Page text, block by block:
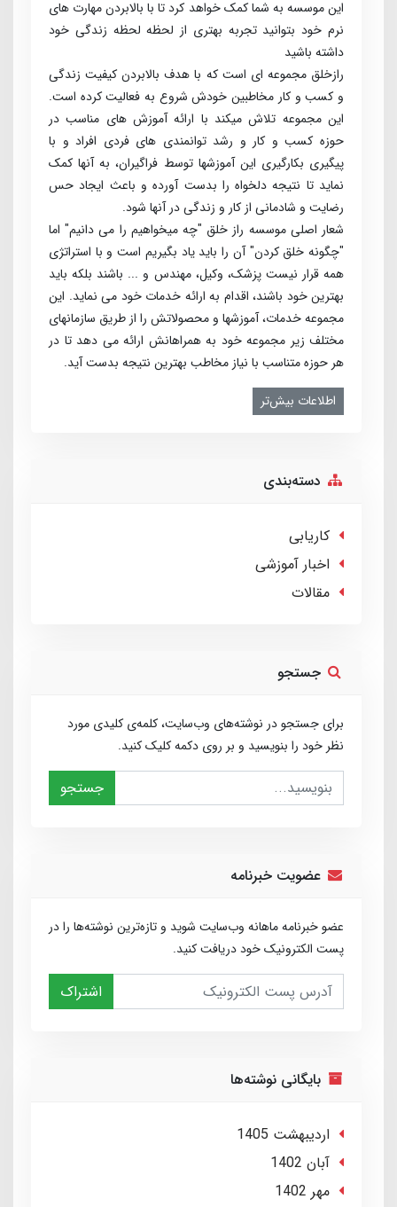
این موسسه به شما کمک خواهد کرد تا با بالابردن مهارت های
نرم خود بتوانید تجربه بهتری از لحظه لحظه زندگی خود
داشته باشید
راز­خلق مجموعه­ ای است که با هدف بالابردن کیفیت زندگی
و کسب ­و ­کار مخاطبین خودش شروع به فعالیت کرده است.
این مجموعه تلاش می­کند با ارائه آموزش­ های مناسب در
حوزه کسب­ و کار و رشد توانمندی ­های فردی افراد و با
پیگیری بکارگیری این آموزش­ها توسط فراگیران، به آنها کمک
نماید تا نتیجه دلخواه را بدست آورده و باعث ایجاد حس
رضایت و شادمانی از کار و زندگی در آنها شود.
شعار اصلی موسسه راز خلق "چه می­خواهیم را می­ دانیم" اما
"چگونه خلق کردن" آن را باید یاد بگیریم است و با استراتژی
همه قرار نیست پزشک، وکیل، مهندس و ... باشند بلکه باید
بهترین خود باشند، اقدام به ارائه خدمات خود می­ نماید. این
مجموعه خدمات، آموزش­ها و محصولاتش را از طریق سازمان­های
مختلف زیر مجموعه خود به همراهانش ارائه می­ دهد تا در
هر حوزه متناسب با نیاز مخاطب بهترین نتیجه بدست آید.
اطلاعات بیش‌تر
دسته‌بندی
کاریابی
اخبار آموزشی
مقالات
جستجو
برای جستجو در نوشته‌های وب‌سایت، کلمه‌ی کلیدی مورد
نظر خود را بنویسید و بر روی دکمه کلیک کنید.
جستجو
عضویت خبرنامه
عضو خبرنامه ماهانه وب‌سایت شوید و تازه‌ترین نوشته‌ها را در
پست الکترونیک خود دریافت کنید.
اشتراک
بایگانی نوشته‌ها
ارديبهشت 1405
آبان 1402
مهر 1402